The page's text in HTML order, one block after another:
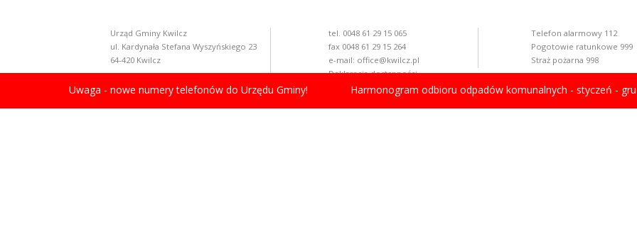
Urząd Gminy Kwilcz
ul. Kardynała Stefana Wyszyńskiego 23
64-420 Kwilcz
tel. 0048 61 29 15 065
fax 0048 61 29 15 264
e-mail: office@kwilcz.pl
Deklaracja dostępności
Telefon alarmowy 112
Pogotowie ratunkowe 999
Straż pożarna 998
Uwaga - nowe numery telefonów do Urzędu Gminy! Harmonogram odbioru odpadów komunalnych - styczeń -